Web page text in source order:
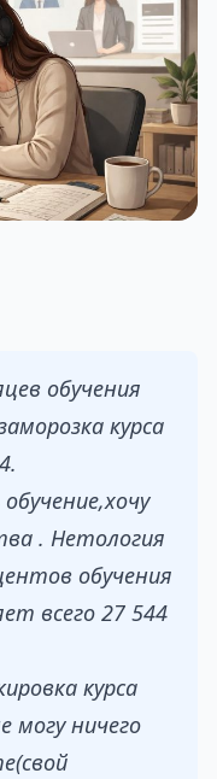
обучения
курса
. Нетология
обучения
всего 27 544
курса
могу ничего